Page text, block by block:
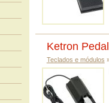
Ketron
Teclados e módulos